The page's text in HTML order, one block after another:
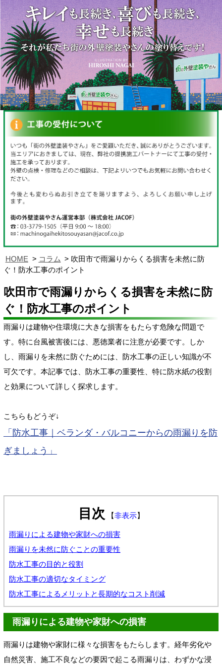
HOME コラム
吹田市で雨漏りからくる損害を未然に防
ぐ！防水工事のポイント
吹田市で雨漏りからくる損害を未然に防
ぐ！防水工事のポイント
雨漏りは建物や住環境に大きな損害をもたらす危険な問題で
す。特に台風被害後には、悪徳業者に注意が必要です。しか
し、雨漏りを未然に防ぐためには、防水工事の正しい知識が不
可欠です。本記事では、防水工事の重要性、特に防水紙の役割
と効果について詳しく探求します。
こちらもどうぞ↓
「防水工事｜ベランダ・バルコニーからの雨漏りを防
ぎましょう」
目次 【非表示】
雨漏りによる建物や家財への損害
雨漏りを未然に防ぐことの重要性
防水工事の目的と役割
防水工事の適切なタイミング
防水工事によるメリットと長期的なコスト削減
雨漏りによる建物や家財への損害
雨漏りは建物や家財に様々な損害をもたらします。経年劣化や
自然災害、施工不良などの要因で起こる雨漏りは、わずかな浸